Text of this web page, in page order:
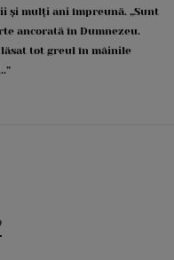
și mulți ani împreună. „Sunt
ancorată în Dumnezeu.
lăsat tot greul în mâinile